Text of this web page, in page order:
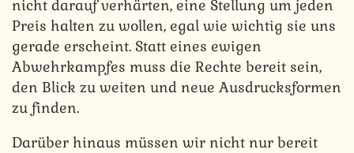
nicht darauf verhärten, eine Stellung um jeden
Preis halten zu wollen, egal wie wichtig sie uns
gerade erscheint. Statt eines ewigen
Abwehrkampfes muss die Rechte bereit sein,
den Blick zu weiten und neue Ausdrucksformen
zu finden.
Darüber hinaus müssen wir nicht nur bereit